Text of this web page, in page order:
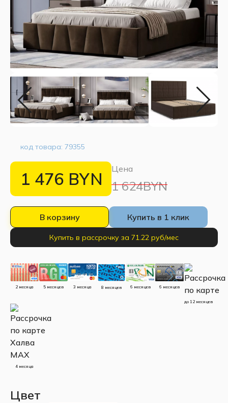
код товара: 79355
1 476 BYN Цена
1 624BYN
В корзину Купить в 1 клик
Купить в рассрочку за 71.22 руб/мес
2 месяца 5 месяцев 3 месяца 8 месяцев 6 месяцев 6 месяцев
до 12 месяцев
4 месяца
Цвет